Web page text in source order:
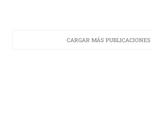
CARGAR MÁS PUBLICACIONES